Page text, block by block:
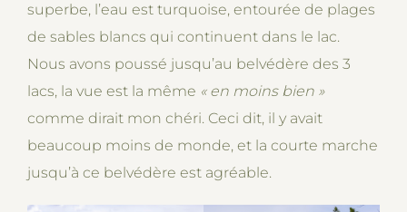
superbe, l’eau est turquoise, entourée de plages
de sables blancs qui continuent dans le lac.
Nous avons poussé jusqu’au belvédère des 3
lacs, la vue est la même « en moins bien »
comme dirait mon chéri. Ceci dit, il y avait
beaucoup moins de monde, et la courte marche
jusqu’à ce belvédère est agréable.